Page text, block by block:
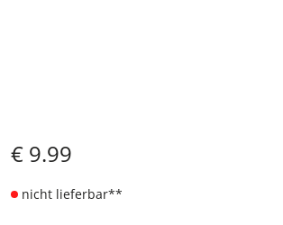
€ 9.99
nicht lieferbar**